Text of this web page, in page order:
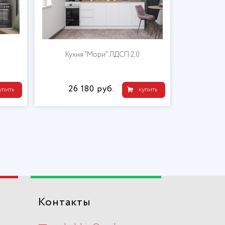
Кухня "Мори" ЛДСП 2,0
купить
26 180 руб.
Контакты